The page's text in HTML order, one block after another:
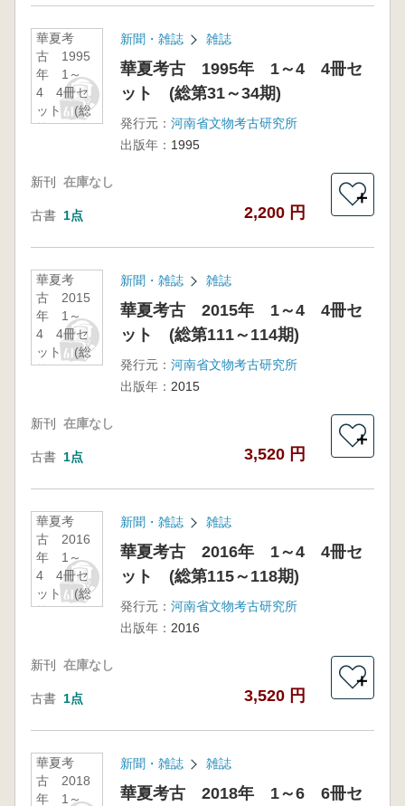
華夏考
古 1995
年 1～
4 4冊セ
ット (総
第31～34
新聞・雑誌 雑誌
華夏考古 1995年 1～4 4冊セ
ット (総第31～34期)
発行元： 河南省文物考古研究所
出版年： 1995
新刊 在庫なし
古書 1点 2,200 円
＋
華夏考
古 2015
年 1～
4 4冊セ
ット (総
第111～
新聞・雑誌 雑誌
華夏考古 2015年 1～4 4冊セ
ット (総第111～114期)
発行元： 河南省文物考古研究所
出版年： 2015
新刊 在庫なし
古書 1点 3,520 円
＋
華夏考
古 2016
年 1～
4 4冊セ
ット (総
第115～
新聞・雑誌 雑誌
華夏考古 2016年 1～4 4冊セ
ット (総第115～118期)
発行元： 河南省文物考古研究所
出版年： 2016
新刊 在庫なし
古書 1点 3,520 円
＋
華夏考
古 2018
年 1～
新聞・雑誌 雑誌
華夏考古 2018年 1～6 6冊セ